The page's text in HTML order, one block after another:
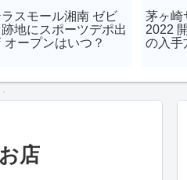
ラスモール湘南 ゼビ
地にスポーツデポ出
オープンはいつ？
茅ヶ崎
2022
の入手
店